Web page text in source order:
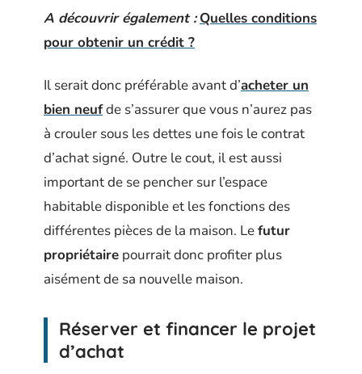
A découvrir également : Quelles conditions
pour obtenir un crédit ?
Il serait donc préférable avant d’acheter un
bien neufde s’assurer que vous n’aurez pas
à crouler sous les dettes une fois le contrat
d’achat signé. Outre le cout, il est aussi
important de se pencher sur l’espace
habitable disponible et les fonctions des
différentes pièces de la maison. Lefutur
propriétaire pourrait donc profiter plus
aisément de sa nouvelle maison.
Réserver et financer le projet
d’achat